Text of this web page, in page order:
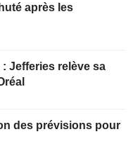
après les
Jefferies relève sa
des prévisions pour